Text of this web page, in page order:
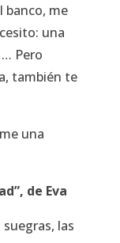
banco, me
una
… Pero
también te
una
de Eva
las